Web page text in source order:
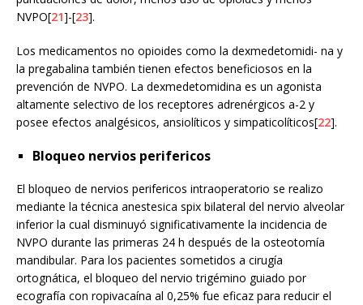
NVPO[21]-[23].
Los medicamentos no opioides como la dexmedetomidi- na y
la pregabalina también tienen efectos beneficiosos en la
prevención de NVPO. La dexmedetomidina es un agonista
altamente selectivo de los receptores adrenérgicos a-2 y
posee efectos analgésicos, ansiolíticos y simpaticolíticos[22].
Bloqueo nervios perifericos
El bloqueo de nervios perifericos intraoperatorio se realizo
mediante la técnica anestesica spix bilateral del nervio alveolar
inferior la cual disminuyó significativamente la incidencia de
NVPO durante las primeras 24 h después de la osteotomía
mandibular. Para los pacientes sometidos a cirugía
ortognática, el bloqueo del nervio trigémino guiado por
ecografía con ropivacaína al 0,25% fue eficaz para reducir el